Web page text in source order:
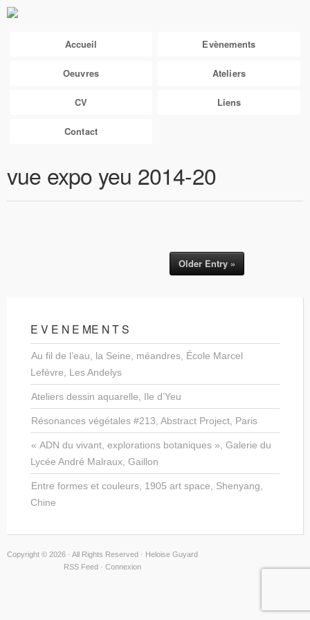
Accueil Evènements
Oeuvres Ateliers
CV Liens
Contact
vue expo yeu 2014-20
Older Entry »
E V E N E ME N T S
Au fil de l’eau, la Seine, méandres, École Marcel
Lefèvre, Les Andelys
Ateliers dessin aquarelle, Ile d’Yeu
Résonances végétales #213, Abstract Project, Paris
« ADN du vivant, explorations botaniques », Galerie du
Lycée André Malraux, Gaillon
Entre formes et couleurs, 1905 art space, Shenyang,
Chine
Copyright © 2026 · All Rights Reserved · Heloise Guyard
RSS Feed · Connexion